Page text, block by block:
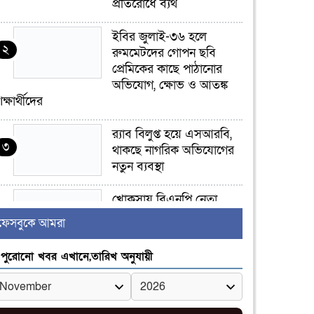
প্রতিরোধে ব্যর্থ
২
ইবির জুলাই-৩৬ হলে
রুমমেটদের গোপন ছবি
প্রেমিকের কাছে পাঠানোর
অভিযোগ, ক্ষোভ ও আতঙ্ক
৩
র‍্যাব বিলুপ্ত হয়ে এসআরবি,
থাকছে নাগরিক অভিযোগের
নতুন ব্যবস্থা
৪
খোকসায় বিএনপি নেতা
৫
সাঈদীর ছবিতে জুতা
নিক্ষেপকারীরা ‘জারজ
সন্তান’: আমির হামজা
আমরা
পুরোনো খবর এখানে,তারিখ অনুযায়ী